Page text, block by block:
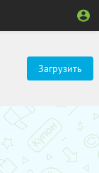
Загрузить